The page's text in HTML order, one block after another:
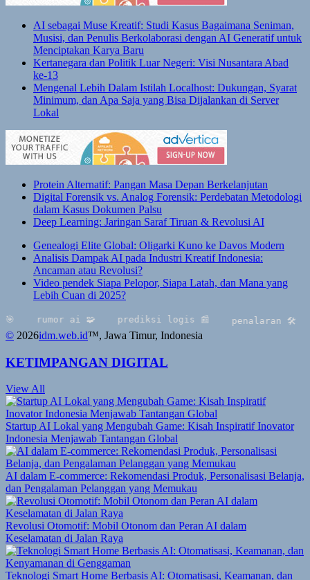
AI sebagai Muse Kreatif: Studi Kasus Bagaimana Seniman,
Musisi, dan Penulis Berkolaborasi dengan AI Generatif untuk
Menciptakan Karya Baru
Kertanegara dan Politik Luar Negeri: Visi Nusantara Abad
ke-13
Mengenal Lebih Dalam Istilah Localhost: Dukungan, Syarat
Minimum, dan Apa Saja yang Bisa Dijalankan di Server
Lokal
Protein Alternatif: Pangan Masa Depan Berkelanjutan
Digital Forensik vs. Analog Forensik: Perdebatan Metodologi
dalam Kasus Dokumen Palsu
Deep Learning: Jaringan Saraf Tiruan & Revolusi AI
Genealogi Elite Global: Oligarki Kuno ke Davos Modern
Analisis Dampak AI pada Industri Kreatif Indonesia:
Ancaman atau Revolusi?
Video pendek Siapa Pelopor, Siapa Latah, dan Mana yang
Lebih Cuan di 2025?
rumor ai 🧩 prediksi logis 📰 penalaran 🛠
© 2026idm.web.id™, Jawa Timur, Indonesia
KETIMPANGAN DIGITAL
View All
Startup AI Lokal yang Mengubah Game: Kisah Inspiratif Inovator
Indonesia Menjawab Tantangan Global
AI dalam E-commerce: Rekomendasi Produk, Personalisasi Belanja,
dan Pengalaman Pelanggan yang Memukau
Revolusi Otomotif: Mobil Otonom dan Peran AI dalam
Keselamatan di Jalan Raya
Teknologi Smart Home Berbasis AI: Otomatisasi, Keamanan, dan